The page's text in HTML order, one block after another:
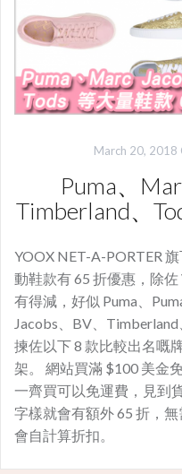
March 20, 2018
Puma、
Timberland、
YOOX NET-A-PORTER
動鞋款有 65 折優惠，除
有得減，好似 Puma、
Jacobs、BV、Timberland
揀佐以下 8 款比較出名嘅
架。 網站買滿 $100 美金
一齊買可以免運費，見到
字樣就會有額外 65 折，
會自計算折扣。